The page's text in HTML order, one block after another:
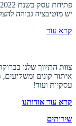
יש מוטיבציה גבוהה
קרא עוד
צוות התיווך שלנו
איתור קונים ומשקיעים,
עסקיות ועוד!
קרא עוד אודותנו
שירותים